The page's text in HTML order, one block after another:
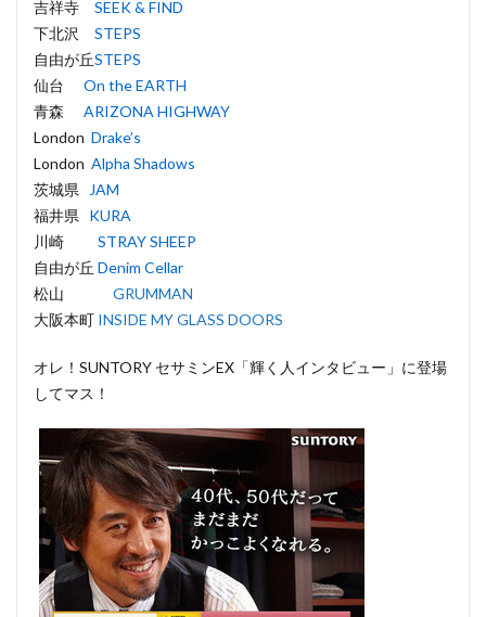
吉祥寺 SEEK & FIND
下北沢 STEPS
自由が丘STEPS
仙台 On the EARTH
青森 ARIZONA HIGHWAY
London Drake’s
London Alpha Shadows
茨城県 JAM
福井県 KURA
川崎 STRAY SHEEP
自由が丘 Denim Cellar
松山 GRUMMAN
大阪本町 INSIDE MY GLASS DOORS
オレ！SUNTORY セサミンEX「輝く人インタビュー」に登場
してマス！